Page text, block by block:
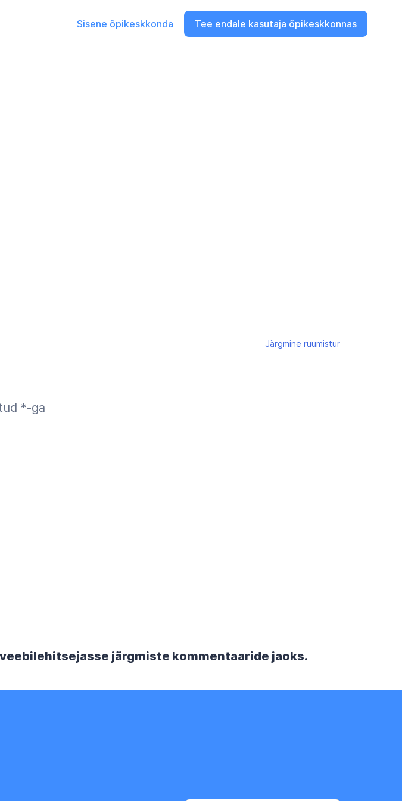
Sisene õpikeskkonda Tee endale kasutaja õpikeskkonnas
Järgmine ruumistur
*-ga
järgmiste kommentaaride jaoks.